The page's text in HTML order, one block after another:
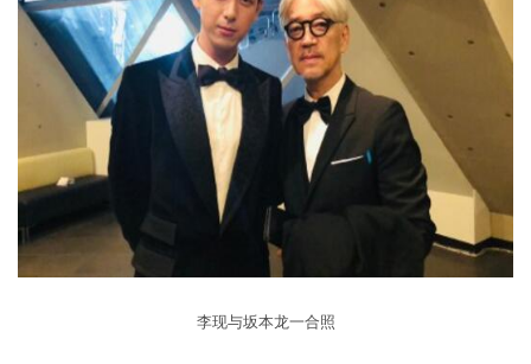
李现与坂本龙一合照